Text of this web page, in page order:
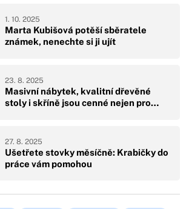
Marta Kubišová potěší sběratele
známek, nenechte si ji ujít
1. 10. 2025
Masivní nábytek, kvalitní dřevěné
stoly i skříně jsou cenné nejen pro…
23. 8. 2025
Ušetřete stovky měsíčně: Krabičky do
práce vám pomohou
27. 8. 2025